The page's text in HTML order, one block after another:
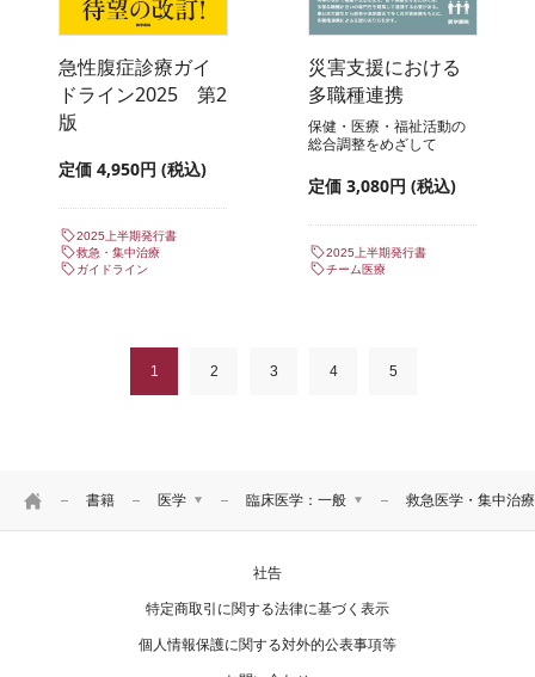
HOME 書籍 医学
リハ・臨床検査他
臨床医学：一般
基礎医学
臨床医学：一般
臨床医学：内科系
救急医学・集中治
急性腹症診療ガイ
ドライン2025 第2
版
定価 4,950円 (税込)
2025上半期発行書
救急・集中治療
ガイドライン
災害支援における
多職種連携
保健・医療・福祉活動の
総合調整をめざして
定価 3,080円 (税込)
2025上半期発行書
チーム医療
1 2 3 4 5
社告
特定商取引に関する法律に基づく表示
個人情報保護に関する対外的公表事項等